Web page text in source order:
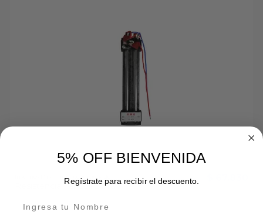
Resistencia Fancoil 2,0KW
5% OFF BIENVENIDA
Regístrate para recibir el descuento.